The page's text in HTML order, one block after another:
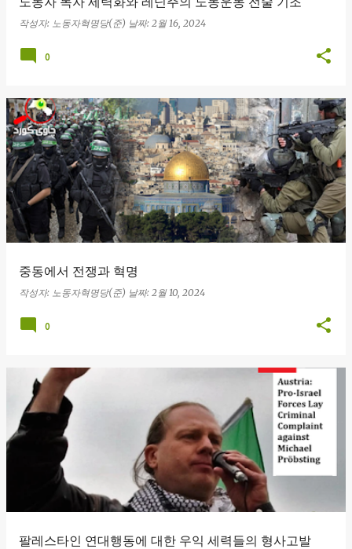
작성자: 노동자혁명당(준) 날짜: 2월 16, 2024
0
중동에서 전쟁과 혁명
작성자: 노동자혁명당(준) 날짜: 2월 10, 2024
0
팔레스타인 연대행동에 대한 우익 세력들의 형사고발